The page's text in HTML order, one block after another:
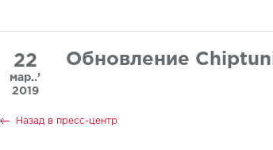
22
мар..’
2019
Обновление
Назад в пресс-центр